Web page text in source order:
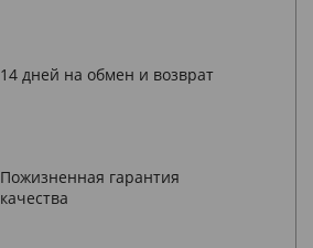
14 дней на обмен и возврат
Пожизненная гарантия
качества